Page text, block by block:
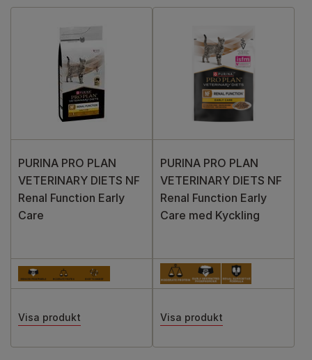
PURINA PRO PLAN
VETERINARY DIETS NF
Renal Function Early
Care
Visa produkt
PURINA PRO PLAN
VETERINARY DIETS NF
Renal Function Early
Care med Kyckling
Visa produkt